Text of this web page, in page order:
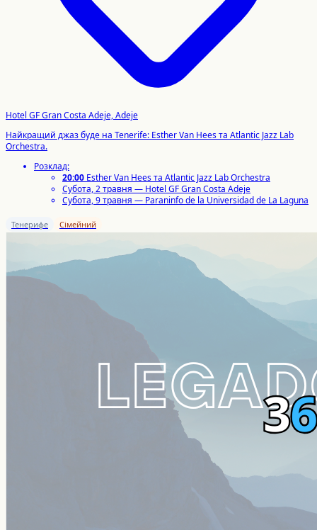
Hotel GF Gran Costa Adeje, Adeje
Найкращий джаз буде на Tenerife: Esther Van Hees та Atlantic Jazz Lab
Orchestra.
Розклад:
20:00 Esther Van Hees та Atlantic Jazz Lab Orchestra
Субота, 2 травня — Hotel GF Gran Costa Adeje
Субота, 9 травня — Paraninfo de la Universidad de La Laguna
Тенерифе Сімейний